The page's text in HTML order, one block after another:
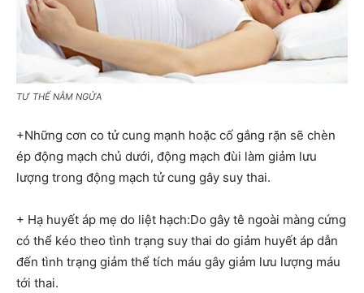
TƯ THẾ NẰM NGỬA
+Những cơn co tử cung mạnh hoặc cố gắng rặn sẽ chèn
ép động mạch chủ dưới, động mạch đùi làm giảm lưu
lượng trong động mạch tử cung gây suy thai.
+ Hạ huyết áp mẹ do liệt hạch:Do gây tê ngoài màng cứng
có thể kéo theo tình trạng suy thai do giảm huyết áp dẫn
đến tình trạng giảm thể tích máu gây giảm lưu lượng máu
tới thai.